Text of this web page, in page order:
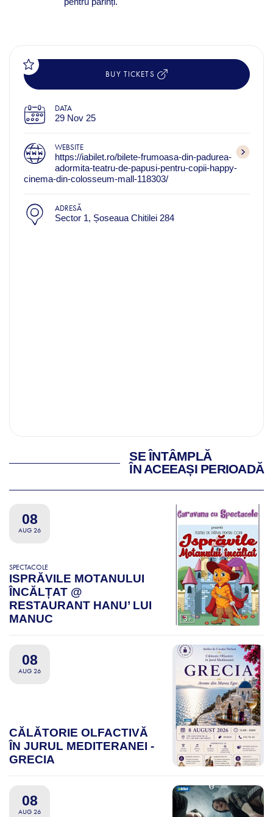
BUY TICKETS
DATA
29 Nov 25
WEBSITE
https://iabilet.ro/bilete-frumoasa-din-padurea-
adormita-teatru-de-papusi-pentru-copii-happy-
cinema-din-colosseum-mall-118303/
ADRESĂ
Sector 1, Șoseaua Chitilei 284
SE ÎNTÂMPLĂ
ÎN ACEEAȘI PERIOADĂ
08
AUG 26
SPECTACOLE
ISPRĂVILE MOTANULUI
ÎNCĂLȚAT @
RESTAURANT HANU’ LUI
MANUC
08
AUG 26
CĂLĂTORIE OLFACTIVĂ
ÎN JURUL MEDITERANEI -
GRECIA
08
AUG 26